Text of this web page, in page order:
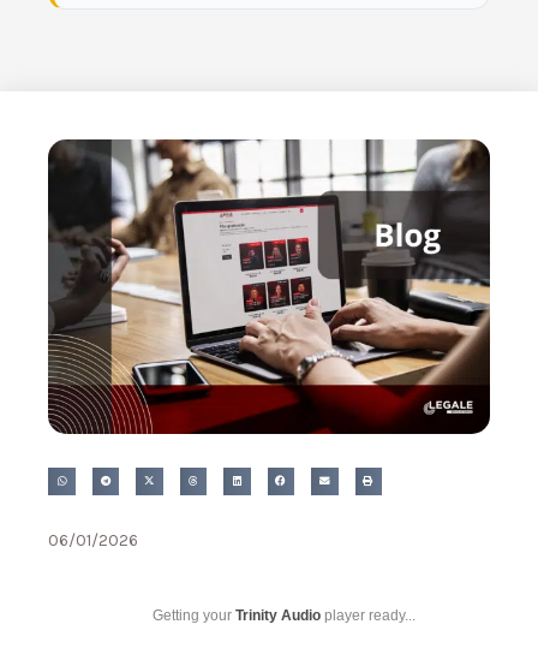
06/01/2026
Getting your Trinity Audio player ready...